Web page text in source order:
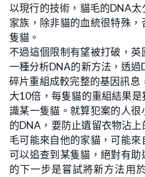
以現行的技術，貓毛的DNA
家族，除非貓的血統很特殊
隻貓。
不過這個限制有望被打破，
一種分析DNA的新方法，透
碎片重組成較完整的基因訊
大10倍，每隻貓的重組結果
識某一隻貓。就算犯案的人
的DNA，要防止遺留衣物沾
毛可能來自他的家貓，可能
可以追查到某隻貓，絕對有
的下一步是嘗試將新方法用